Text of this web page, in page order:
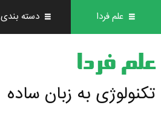
علم فردا دسته بندی
علم فردا
تکنولوژی به زبان ساده